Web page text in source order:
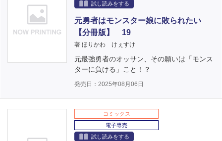
試し読みをする
元勇者はモンスター娘に敗られたい
【分冊版】 19
著 ほりかわ けぇすけ
元最強勇者のオッサン、その願いは「モンス
ターに負ける」こと！？
発売日：2025年08月06日
コミックス
電子専売
試し読みをする